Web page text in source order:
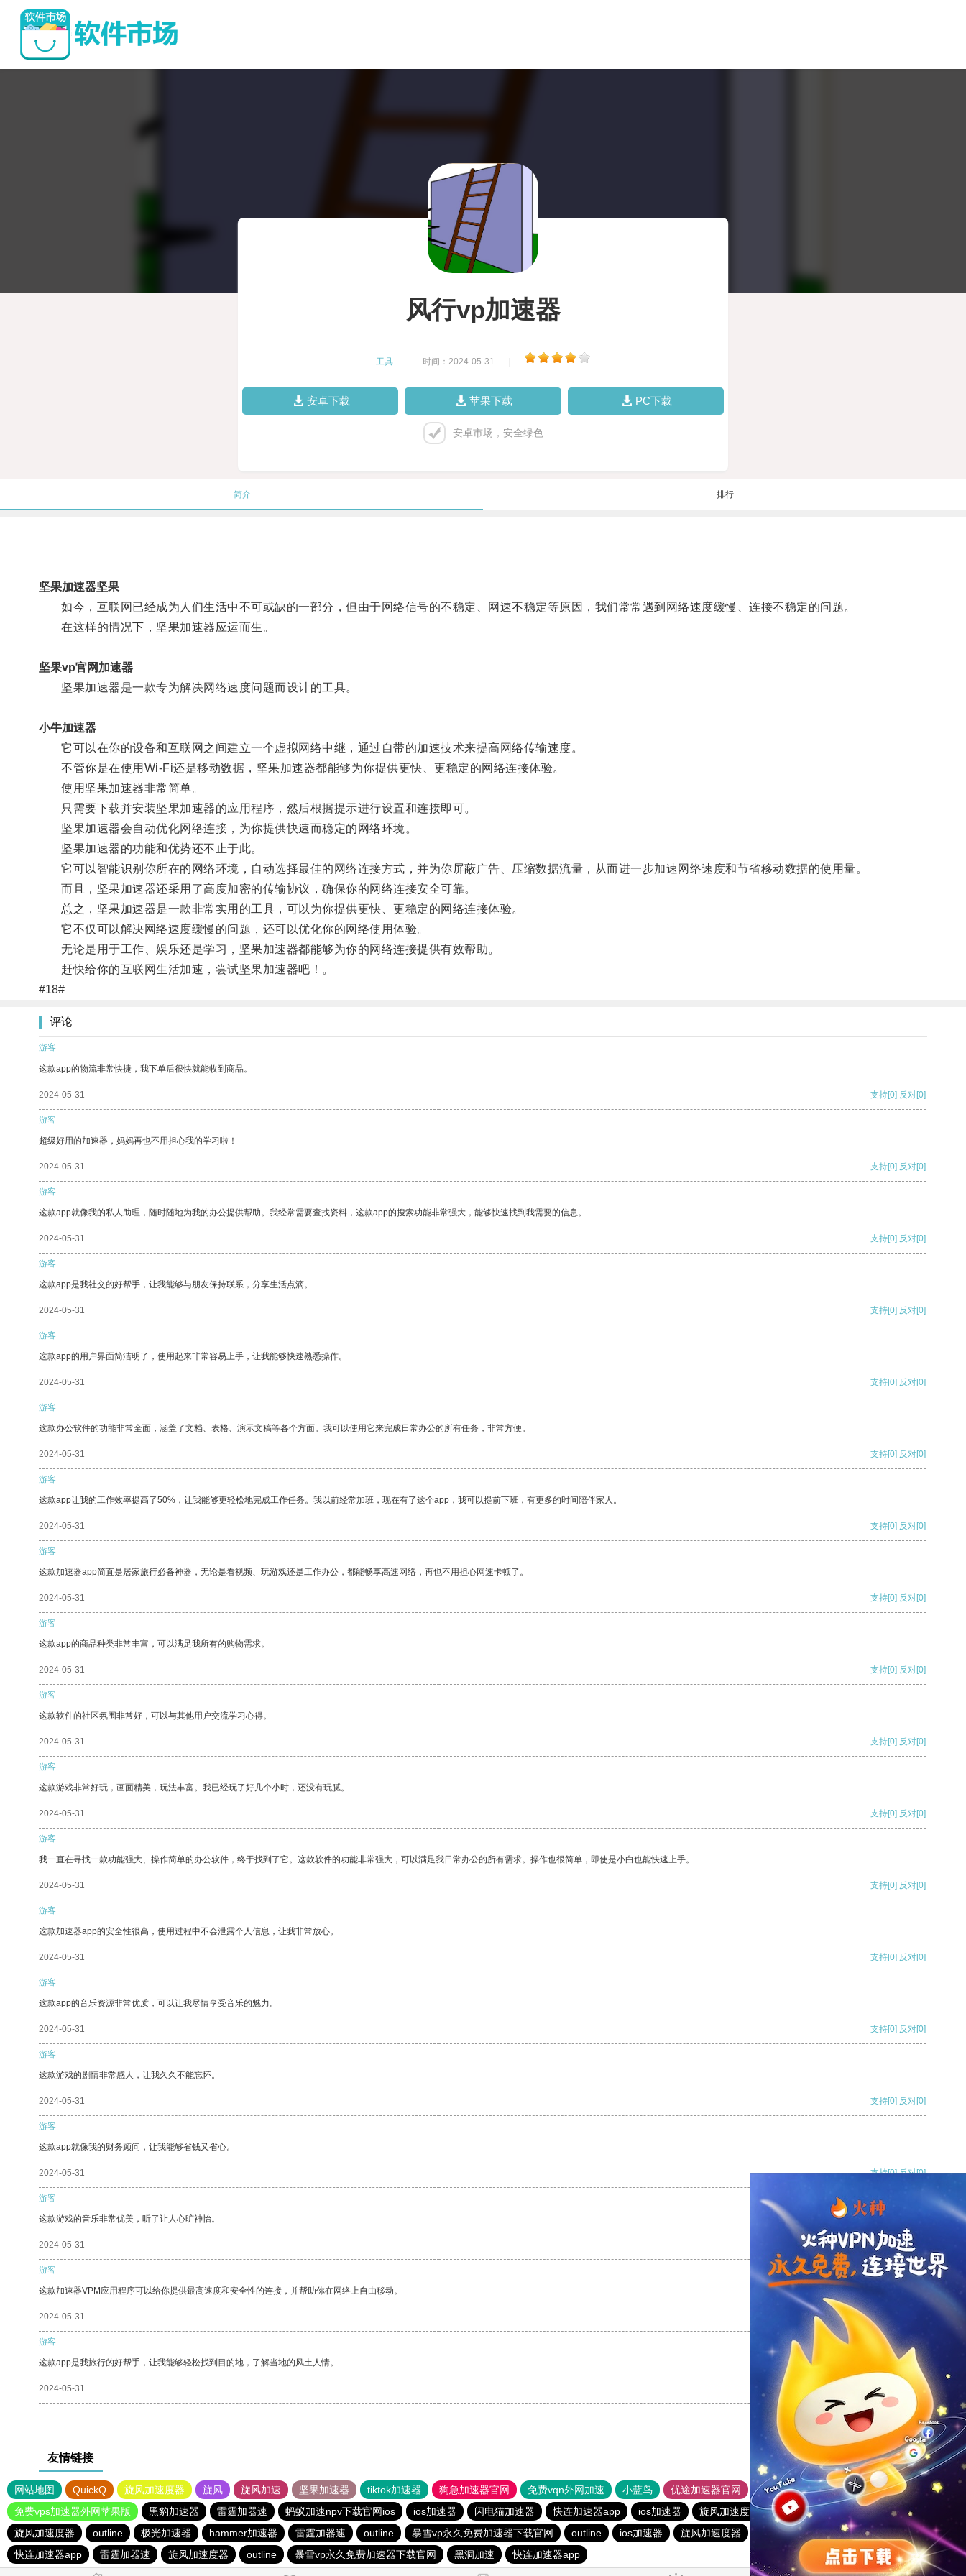
风行vp加速器
工具 时间：2024-05-31
安卓下载 苹果下载 PC下载
安卓市场，安全绿色
简介 排行
坚果加速器坚果
如今，互联网已经成为人们生活中不可或缺的一部分，但由于网络信号的不稳定、网速不稳定等原因，我们常常遇到网络速度缓慢、连接不稳定的问题。
在这样的情况下，坚果加速器应运而生。
坚果vp官网加速器
坚果加速器是一款专为解决网络速度问题而设计的工具。
小牛加速器
它可以在你的设备和互联网之间建立一个虚拟网络中继，通过自带的加速技术来提高网络传输速度。
不管你是在使用Wi-Fi还是移动数据，坚果加速器都能够为你提供更快、更稳定的网络连接体验。
使用坚果加速器非常简单。
只需要下载并安装坚果加速器的应用程序，然后根据提示进行设置和连接即可。
坚果加速器会自动优化网络连接，为你提供快速而稳定的网络环境。
坚果加速器的功能和优势还不止于此。
它可以智能识别你所在的网络环境，自动选择最佳的网络连接方式，并为你屏蔽广告、压缩数据流量，从而进一步加速网络速度和节省移动数据的使用量。
而且，坚果加速器还采用了高度加密的传输协议，确保你的网络连接安全可靠。
总之，坚果加速器是一款非常实用的工具，可以为你提供更快、更稳定的网络连接体验。
它不仅可以解决网络速度缓慢的问题，还可以优化你的网络使用体验。
无论是用于工作、娱乐还是学习，坚果加速器都能够为你的网络连接提供有效帮助。
赶快给你的互联网生活加速，尝试坚果加速器吧！。
#18#
评论
游客
这款app的物流非常快捷，我下单后很快就能收到商品。
2024-05-31 支持[0] 反对[0]
游客
超级好用的加速器，妈妈再也不用担心我的学习啦！
2024-05-31 支持[0] 反对[0]
游客
这款app就像我的私人助理，随时随地为我的办公提供帮助。我经常需要查找资料，这款app的搜索功能非常强大，能够快速找到我需要的信息。
2024-05-31 支持[0] 反对[0]
游客
这款app是我社交的好帮手，让我能够与朋友保持联系，分享生活点滴。
2024-05-31 支持[0] 反对[0]
游客
这款app的用户界面简洁明了，使用起来非常容易上手，让我能够快速熟悉操作。
2024-05-31 支持[0] 反对[0]
游客
这款办公软件的功能非常全面，涵盖了文档、表格、演示文稿等各个方面。我可以使用它来完成日常办公的所有任务，非常方便。
2024-05-31 支持[0] 反对[0]
游客
这款app让我的工作效率提高了50%，让我能够更轻松地完成工作任务。我以前经常加班，现在有了这个app，我可以提前下班，有更多的时间陪伴家人。
2024-05-31 支持[0] 反对[0]
游客
这款加速器app简直是居家旅行必备神器，无论是看视频、玩游戏还是工作办公，都能畅享高速网络，再也不用担心网速卡顿了。
2024-05-31 支持[0] 反对[0]
游客
这款app的商品种类非常丰富，可以满足我所有的购物需求。
2024-05-31 支持[0] 反对[0]
游客
这款软件的社区氛围非常好，可以与其他用户交流学习心得。
2024-05-31 支持[0] 反对[0]
游客
这款游戏非常好玩，画面精美，玩法丰富。我已经玩了好几个小时，还没有玩腻。
2024-05-31 支持[0] 反对[0]
游客
我一直在寻找一款功能强大、操作简单的办公软件，终于找到了它。这款软件的功能非常强大，可以满足我日常办公的所有需求。操作也很简单，即使是小白也能快速上手。
2024-05-31 支持[0] 反对[0]
游客
这款加速器app的安全性很高，使用过程中不会泄露个人信息，让我非常放心。
2024-05-31 支持[0] 反对[0]
游客
这款app的音乐资源非常优质，可以让我尽情享受音乐的魅力。
2024-05-31 支持[0] 反对[0]
游客
这款游戏的剧情非常感人，让我久久不能忘怀。
2024-05-31 支持[0] 反对[0]
游客
这款app就像我的财务顾问，让我能够省钱又省心。
2024-05-31 支持[0] 反对[0]
游客
这款游戏的音乐非常优美，听了让人心旷神怡。
2024-05-31 支持[0] 反对
游客
这款加速器VPM应用程序可以给你提供最高速度和安全性的连接，并帮助你在网络上自由移动。
2024-05-31 支持
游客
这款app是我旅行的好帮手，让我能够轻松找到目的地，了解当地的风土人情。
2024-05-31 支持 反对 [0]
友情链接
网站地图 QuickQ 旋风加速度器 旋风 旋风加速 坚果加速器 tiktok加速器 狗急加速器官网 免费vqn外网加速 小蓝鸟 优途加速器官网 风驰加速器 旋风加速器
八戒看书
免费vps加速器外网苹果版
黑豹加速器 雷霆加器速 蚂蚁加速npv下载官网ios ios加速器 闪电猫加速器 快连加速器app ios加速器 旋风加速度器 ios加速器
快连加速器app
旋风加速度器
outline 极光加速器 hammer加速器 雷霆加器速 outline 暴雪vp永久免费加速器下载官网 outline ios加速器 旋风加速度器 雷霆加器速
一元机场
快连加速器app
雷霆加器速 旋风加速度器 outline 暴雪vp永久免费加速器下载官网 黑洞加速 快连加速器app